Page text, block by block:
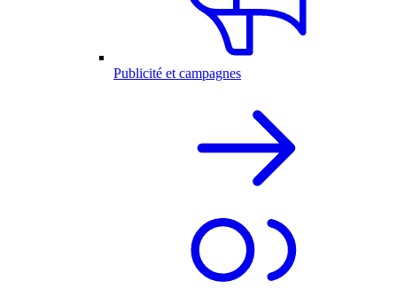
Publicité et campagnes